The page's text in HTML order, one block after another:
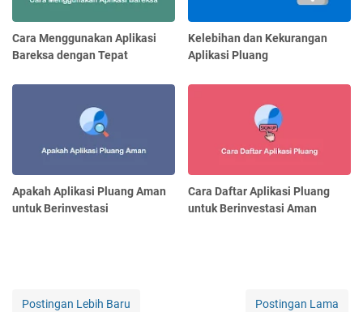
Cara Menggunakan Aplikasi
Bareksa dengan Tepat
Kelebihan dan Kekurangan
Aplikasi Pluang
Apakah Aplikasi Pluang Aman
untuk Berinvestasi
Cara Daftar Aplikasi Pluang
untuk Berinvestasi Aman
Postingan Lebih Baru Postingan Lama